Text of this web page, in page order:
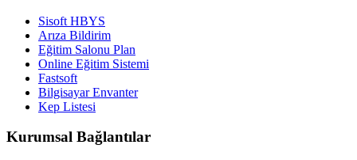
Sisoft HBYS
Arıza Bildirim
Eğitim Salonu Plan
Online Eğitim Sistemi
Fastsoft
Bilgisayar Envanter
Kep Listesi
Kurumsal Bağlantılar